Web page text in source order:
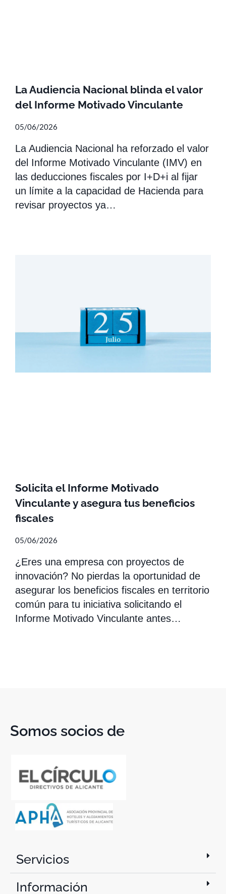
La Audiencia Nacional blinda el valor
del Informe Motivado Vinculante
05/06/2026
La Audiencia Nacional ha reforzado el valor
del Informe Motivado Vinculante (IMV) en
las deducciones fiscales por I+D+i al fijar
un límite a la capacidad de Hacienda para
revisar proyectos ya…
Solicita el Informe Motivado
Vinculante y asegura tus beneficios
fiscales
05/06/2026
¿Eres una empresa con proyectos de
innovación? No pierdas la oportunidad de
asegurar los beneficios fiscales en territorio
común para tu iniciativa solicitando el
Informe Motivado Vinculante antes…
Somos socios de
Servicios
Información